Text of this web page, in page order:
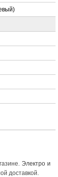
Электро и
доставкой.